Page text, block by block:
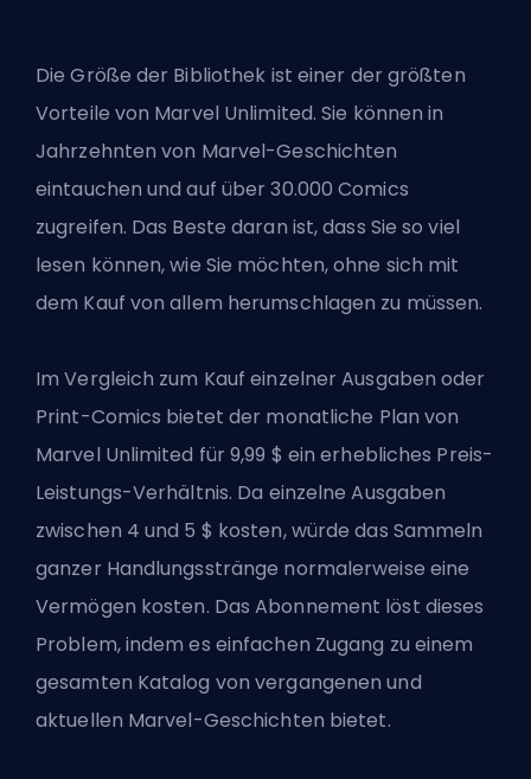
Die Größe der Bibliothek ist einer der größten
Vorteile von Marvel Unlimited. Sie können in
Jahrzehnten von Marvel-Geschichten
eintauchen und auf über 30.000 Comics
zugreifen. Das Beste daran ist, dass Sie so viel
lesen können, wie Sie möchten, ohne sich mit
dem Kauf von allem herumschlagen zu müssen.
Im Vergleich zum Kauf einzelner Ausgaben oder
Print-Comics bietet der monatliche Plan von
Marvel Unlimited für 9,99 $ ein erhebliches Preis-
Leistungs-Verhältnis. Da einzelne Ausgaben
zwischen 4 und 5 $ kosten, würde das Sammeln
ganzer Handlungsstränge normalerweise eine
Vermögen kosten. Das Abonnement löst dieses
Problem, indem es einfachen Zugang zu einem
gesamten Katalog von vergangenen und
aktuellen Marvel-Geschichten bietet.